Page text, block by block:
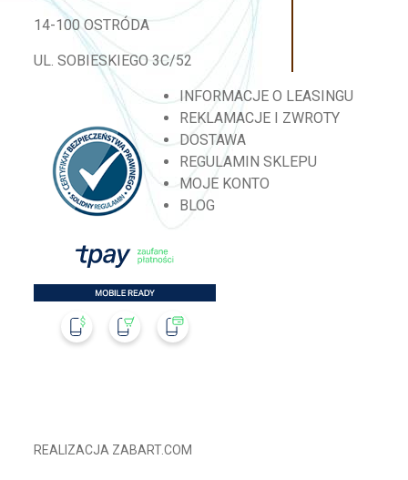
14-100 OSTRÓDA
UL. SOBIESKIEGO 3C/52
INFORMACJE O LEASINGU
REKLAMACJE I ZWROTY
DOSTAWA
REGULAMIN SKLEPU
MOJE KONTO
BLOG
REALIZACJA ZABART.COM